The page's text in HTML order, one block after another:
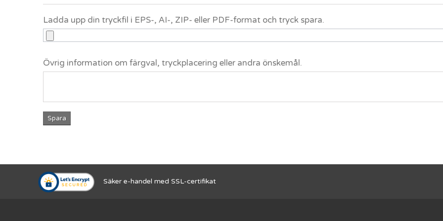
Ladda upp din tryckfil i EPS-, AI-, ZIP- eller PDF-format och tryck spara.
Övrig information om färgval, tryckplacering eller andra önskemål.
Spara
Säker e-handel med SSL-certifikat